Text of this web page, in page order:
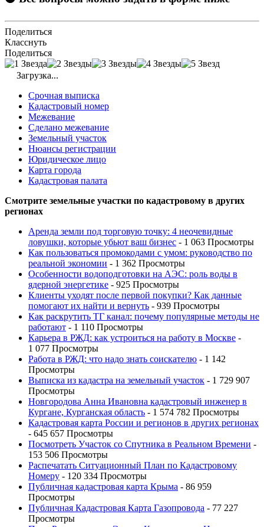
Поделиться
Класснуть
Поделиться
Загрузка...
Срочная выписка
Кадастровый номер
Межевание
Сделано межевание
Земельный участок
Нюансы регистрации
Юридическое лицо
Карта города
Кадастровая палата
Смотрите земельные участки по кадастровому в других
регионах
Аренда земли под торговую точку: 4 неочевидные
ловушки, которые убьют ваш бизнес - 1 063 Просмотры
Как пользоваться промокодами с умом: руководство по
реальной экономии - 1 362 Просмотры
Особенности водоподготовки на АЭС: роль воды в
ядерной энергетике - 925 Просмотры
Клиенты уходят после первой покупки? Как данные
помогают их найти и вернуть - 939 Просмотры
Как раскрутить ТГ канал: почему популярные методы не
работают - 1 110 Просмотры
Карьера в РЖД: как устроиться на работу в Москве -
1 077 Просмотры
Работа в РЖД: что надо знать соискателю - 1 142
Просмотры
Выписка из кадастра на земельный участок - 1 729 907
Просмотры
Новгородова Анна Ивановна кадастровый инженер в
Кургане, Курганская область - 1 574 782 Просмотры
Кадастровая карта России и регионов в других регионах
- 645 657 Просмотры
Посмотреть Участок со Спутника в Реальном Времени -
153 506 Просмотры
Распечатать Ситуационный План по Кадастровому
Номеру - 120 334 Просмотры
Публичная кадастровая карта Крыма - 86 959
Просмотры
Публичная Кадастровая Карта Газопровода - 77 227
Просмотры